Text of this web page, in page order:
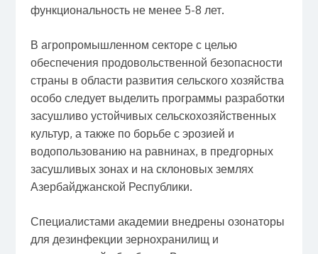
функциональность не менее 5-8 лет.
В агропромышленном секторе с целью
обеспечения продовольственной безопасности
страны в области развития сельского хозяйства
особо следует выделить программы разработки
засушливо устойчивых сельскохозяйственных
культур, а также по борьбе с эрозией и
водопользованию на равнинах, в предгорных
засушливых зонах и на склоновых землях
Азербайджанской Республики.
Специалистами академии внедрены озонаторы
для дезинфекции зернохранилищ и